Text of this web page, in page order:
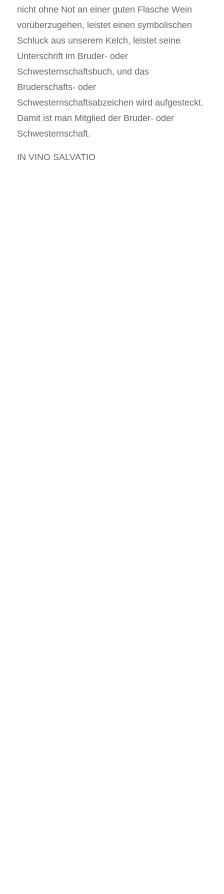
nicht ohne Not an einer guten Flasche Wein
vorüberzugehen, leistet einen symbolischen
Schluck aus unserem Kelch, leistet seine
Unterschrift im Bruder- oder
Schwesternschaftsbuch, und das
Bruderschafts- oder
Schwesternschaftsabzeichen wird aufgesteckt.
Damit ist man Mitglied der Bruder- oder
Schwesternschaft.
IN VINO SALVATIO